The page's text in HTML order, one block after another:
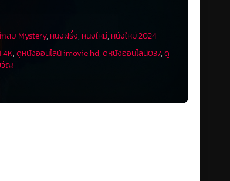
ลับ Mystery, หนังฝรั่ง, หนังใหม่, หนังใหม่ 2024
4K,ดูหนังออนไลน์ imovie hd,ดูหนังออนไลน์037,ดู
วัญ